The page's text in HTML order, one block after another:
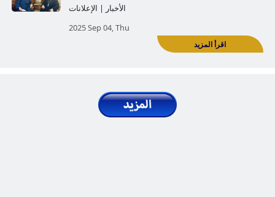
مؤسسة قيغارد الموجه إلى جامعة
2025 Jun 04, Wed